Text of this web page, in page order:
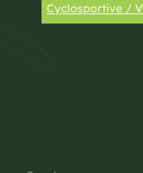
Cyclosportive /